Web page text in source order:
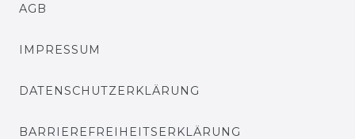
AGB
IMPRESSUM
DATENSCHUTZERKLÄRUNG
BARRIEREFREIHEITSERKLÄRUNG